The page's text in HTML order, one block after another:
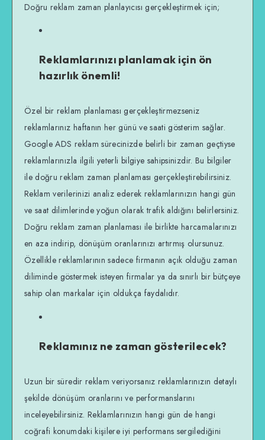
Doğru reklam zaman planlayıcısı gerçekleştirmek için;
Reklamlarınızı planlamak için ön
hazırlık önemli!
Özel bir reklam planlaması gerçekleştirmezseniz
reklamlarınız haftanın her günü ve saati gösterim sağlar.
Google ADS reklam sürecinizde belirli bir zaman geçtiyse
reklamlarınızla ilgili yeterli bilgiye sahipsinizdir. Bu bilgiler
ile doğru reklam zaman planlaması gerçekleştirebilirsiniz.
Reklam verilerinizi analiz ederek reklamlarınızın hangi gün
ve saat dilimlerinde yoğun olarak trafik aldığını belirlersiniz.
Doğru reklam zaman planlaması ile birlikte harcamalarınızı
en aza indirip, dönüşüm oranlarınızı artırmış olursunuz.
Özellikle reklamlarının sadece firmanın açık olduğu zaman
diliminde göstermek isteyen firmalar ya da sınırlı bir bütçeye
sahip olan markalar için oldukça faydalıdır.
Reklamınız ne zaman gösterilecek?
Uzun bir süredir reklam veriyorsanız reklamlarınızın detaylı
şekilde dönüşüm oranlarını ve performanslarını
inceleyebilirsiniz. Reklamlarınızın hangi gün de hangi
coğrafi konumdaki kişilere iyi performans sergilediğini